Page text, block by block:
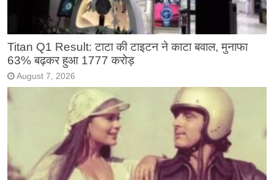
Titan Q1 Result: टाटा की टाइटन ने काटा बवाल, मुनाफा
63% बढ़कर हुआ 1777 करोड़
August 7, 2026